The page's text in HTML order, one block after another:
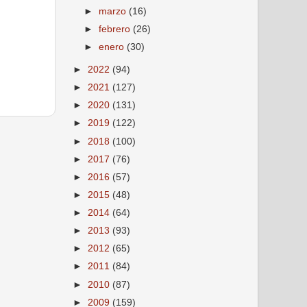
► marzo (16)
►febrero (26)
►enero (30)
► 2022 (94)
► 2021 (127)
► 2020 (131)
► 2019 (122)
► 2018 (100)
► 2017 (76)
► 2016 (57)
► 2015 (48)
► 2014 (64)
► 2013 (93)
► 2012 (65)
► 2011 (84)
► 2010 (87)
► 2009 (159)